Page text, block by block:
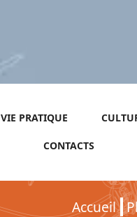
VIE PRATIQUE
CONTACTS
Accueil